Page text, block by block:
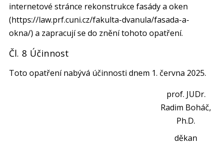
internetové stránce rekonstrukce fasády a oken
(https://law.prf.cuni.cz/fakulta-dvanula/fasada-a-
okna/) a zapracují se do znění tohoto opatření.
Čl. 8 Účinnost
Toto opatření nabývá účinnosti dnem 1. června 2025.
prof. JUDr.
Radim Boháč,
Ph.D.
děkan